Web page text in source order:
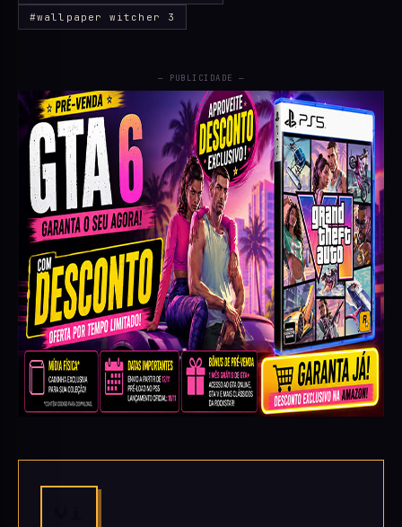
#wallpaper witcher 3
— PUBLICIDADE —